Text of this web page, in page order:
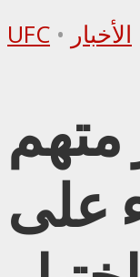
UFC • الأخبار
على